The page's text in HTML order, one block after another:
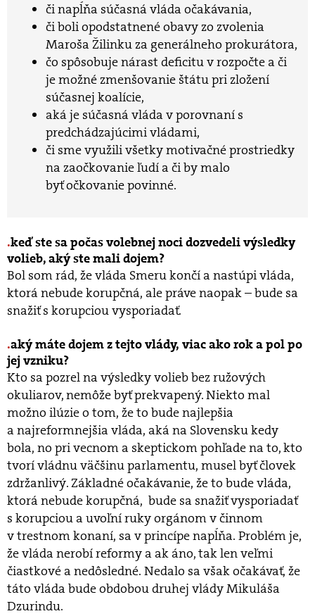
či napĺňa súčasná vláda očakávania,
či boli opodstatnené obavy zo zvolenia
Maroša Žilinku za generálneho prokurátora,
čo spôsobuje nárast deficitu v rozpočte a či
je možné zmenšovanie štátu pri zložení
súčasnej koalície,
aká je súčasná vláda v porovnaní s
predchádzajúcimi vládami,
či sme využili všetky motivačné prostriedky
na zaočkovanie ľudí a či by malo
byť očkovanie povinné.
keď ste sa počas volebnej noci dozvedeli výsledky
volieb, aký ste mali dojem?
Bol som rád, že vláda Smeru končí a nastúpi vláda,
ktorá nebude korupčná, ale práve naopak – bude sa
snažiť s korupciou vysporiadať.
aký máte dojem z tejto vlády, viac ako rok a pol po
jej vzniku?
Kto sa pozrel na výsledky volieb bez ružových
okuliarov, nemôže byť prekvapený. Niekto mal
možno ilúzie o tom, že to bude najlepšia
a najreformnejšia vláda, aká na Slovensku kedy
bola, no pri vecnom a skeptickom pohľade na to, kto
tvorí vládnu väčšinu parlamentu, musel byť človek
zdržanlivý. Základné očakávanie, že to bude vláda,
ktorá nebude korupčná, bude sa snažiť vysporiadať
s korupciou a uvoľní ruky orgánom v činnom
v trestnom konaní, sa v princípe napĺňa. Problém je,
že vláda nerobí reformy a ak áno, tak len veľmi
čiastkové a nedôsledné. Nedalo sa však očakávať, že
táto vláda bude obdobou druhej vlády Mikuláša
Dzurindu.